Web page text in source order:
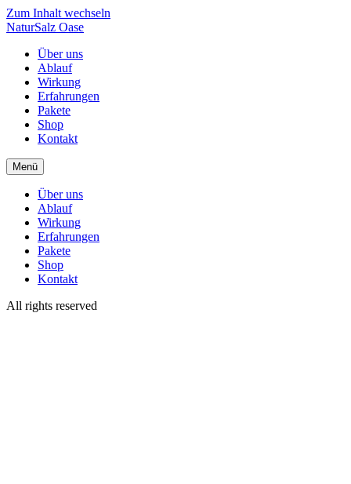
Zum Inhalt wechseln
NaturSalz Oase
Über uns
Ablauf
Wirkung
Erfahrungen
Pakete
Shop
Kontakt
Menü
Über uns
Ablauf
Wirkung
Erfahrungen
Pakete
Shop
Kontakt
All rights reserved